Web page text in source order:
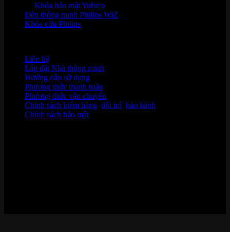
Khóa bảo mật Yubico
Đèn thông minh Philips WiZ
Khóa cửa Philips
Liên hệ
Lắp đặt Nhà thông minh
Hướng dẫn sử dụng
Phương thức thanh toán
Phương thức vận chuyển
Chính sách kiểm hàng đổi trả bảo hành
Chính sách bảo mật